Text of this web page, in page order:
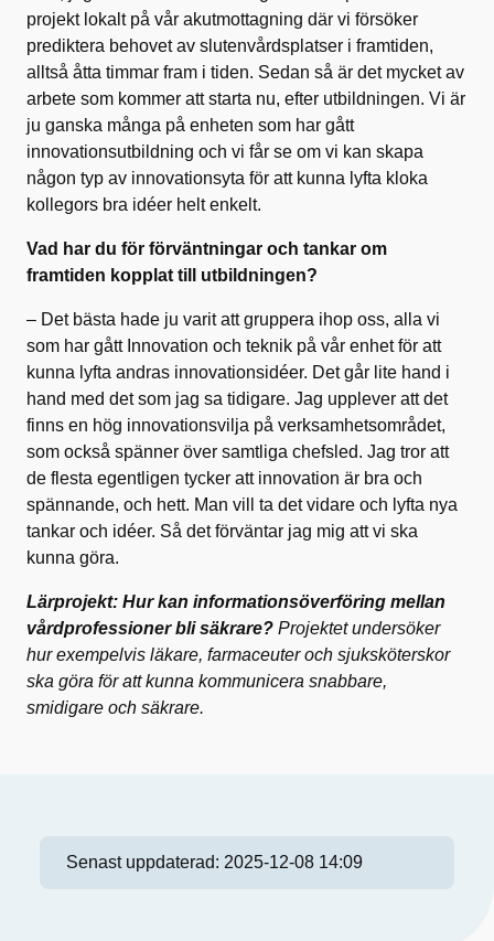
projekt lokalt på vår akutmottagning där vi försöker
prediktera behovet av slutenvårdsplatser i framtiden,
alltså åtta timmar fram i tiden. Sedan så är det mycket av
arbete som kommer att starta nu, efter utbildningen. Vi är
ju ganska många på enheten som har gått
innovationsutbildning och vi får se om vi kan skapa
någon typ av innovationsyta för att kunna lyfta kloka
kollegors bra idéer helt enkelt.
Vad har du för förväntningar och tankar om
framtiden kopplat till utbildningen?
– Det bästa hade ju varit att gruppera ihop oss, alla vi
som har gått Innovation och teknik på vår enhet för att
kunna lyfta andras innovationsidéer. Det går lite hand i
hand med det som jag sa tidigare. Jag upplever att det
finns en hög innovationsvilja på verksamhetsområdet,
som också spänner över samtliga chefsled. Jag tror att
de flesta egentligen tycker att innovation är bra och
spännande, och hett. Man vill ta det vidare och lyfta nya
tankar och idéer. Så det förväntar jag mig att vi ska
kunna göra.
Lärprojekt: Hur kan informationsöverföring mellan
vårdprofessioner bli säkrare? Projektet undersöker
hur exempelvis läkare, farmaceuter och sjuksköterskor
ska göra för att kunna kommunicera snabbare,
smidigare och säkrare.
Senast uppdaterad: 2025-12-08 14:09